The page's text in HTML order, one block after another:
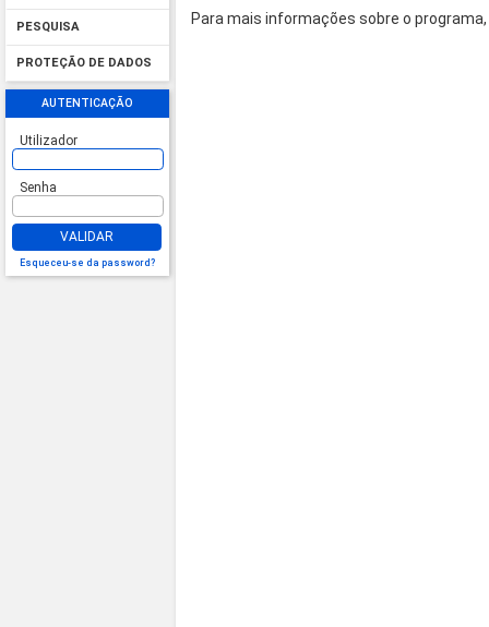
PESQUISA
PROTEÇÃO DE DADOS
AUTENTICAÇÃO
Utilizador
Senha
VALIDAR
Esqueceu-se da password?
Para mais informações sobre o